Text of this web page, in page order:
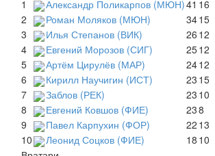
1
Александр Поликарпов (МЮН)41 16
2
Роман Моляков (МЮН) 3415
3
Илья Степанов (ВИК) 26 12
4
Евгений Морозов (СИГ) 2512
5
Артём Цирулёв (МАР) 2412
6
Кирилл Научигин (ИСТ) 23 15
7
Заблов (РЕК) 23 10
8
Евгений Ковшов (ФИЕ) 238
9
Павел Карпухин (ФОР) 22 13
10
Леонид Соцков (ФИЕ) 18 10